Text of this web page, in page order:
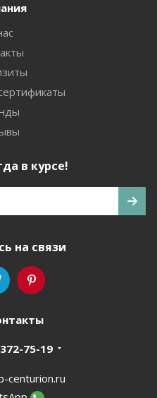
в курсе!
на связи
75-19
centurion.ru